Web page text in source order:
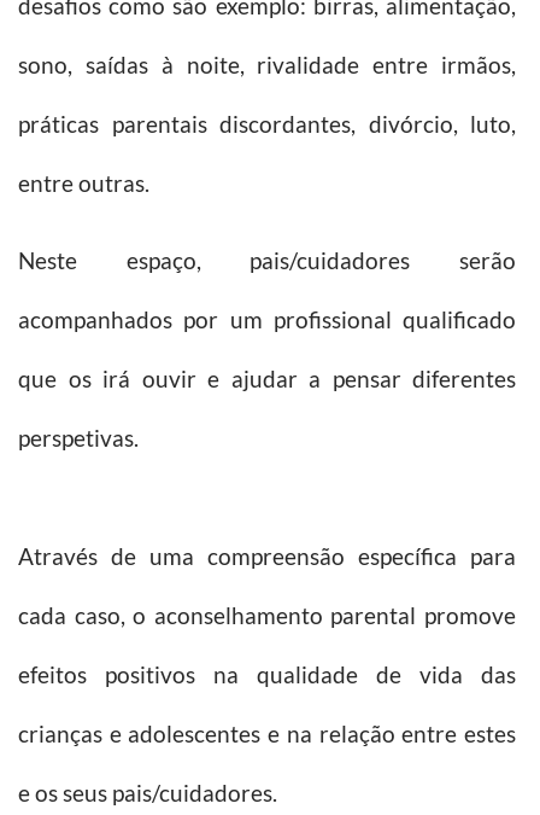
desafios como são exemplo: birras, alimentação,
sono, saídas à noite, rivalidade entre irmãos,
práticas parentais discordantes, divórcio, luto,
entre outras.
Neste espaço, pais/cuidadores serão
acompanhados por um profissional qualificado
que os irá ouvir e ajudar a pensar diferentes
perspetivas.
Através de uma compreensão específica para
cada caso, o aconselhamento parental promove
efeitos positivos na qualidade de vida das
crianças e adolescentes e na relação entre estes
e os seus pais/cuidadores.